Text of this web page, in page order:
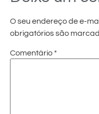
O seu endereço de e-
obrigatórios são
Comentário *